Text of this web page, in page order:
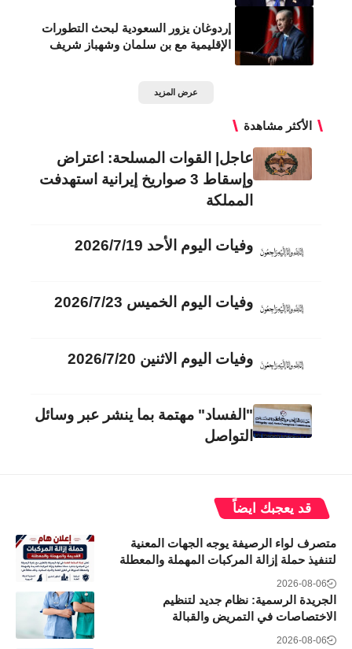
إردوغان يزور السعودية لبحث التطورات
الإقليمية مع بن سلمان وشهباز شريف
عرض المزيد
الأكثر مشاهدة
عاجل| القوات المسلحة: اعتراض
وإسقاط 3 صواريخ إيرانية استهدفت
المملكة
وفيات اليوم الأحد 2026/7/19
وفيات اليوم الخميس 2026/7/23
وفيات اليوم الاثنين 2026/7/20
"الفساد" مهتمة بما ينشر عبر وسائل
التواصل
قد يعجبك ايضاً
متصرف لواء الرصيفة يوجه الجهات المعنية
لتنفيذ حملة إزالة المركبات المهملة والمعطلة
2026-08-06
الجريدة الرسمية: نظام جديد لتنظيم
الاختصاصات في التمريض والقبالة
2026-08-06